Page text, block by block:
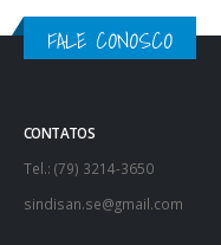
FALE CONOSCO
CONTATOS
Tel.: (79) 3214-3650
sindisan.se@gmail.com